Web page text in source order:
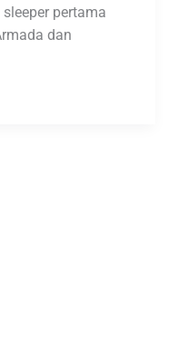
sleeper pertama
dan